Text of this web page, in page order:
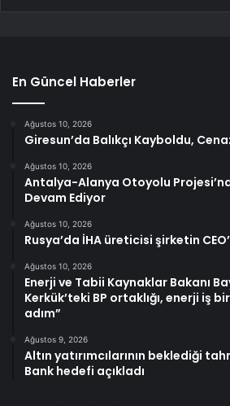
En Güncel Haberler
Ağustos 10, 2026
Giresun’da Balıkçı Kayboldu,
Ağustos 10, 2026
Antalya-Alanya Otoyolu
Devam Ediyor
Ağustos 10, 2026
Rusya’da İHA üreticisi şirketin
Ağustos 10, 2026
Enerji ve Tabii Kaynaklar Bakanı
Kerkük’teki BP ortaklığı, enerji iş
adım”
Ağustos 9, 2026
Altın yatırımcılarının beklediği
Bank hedefi açıkladı